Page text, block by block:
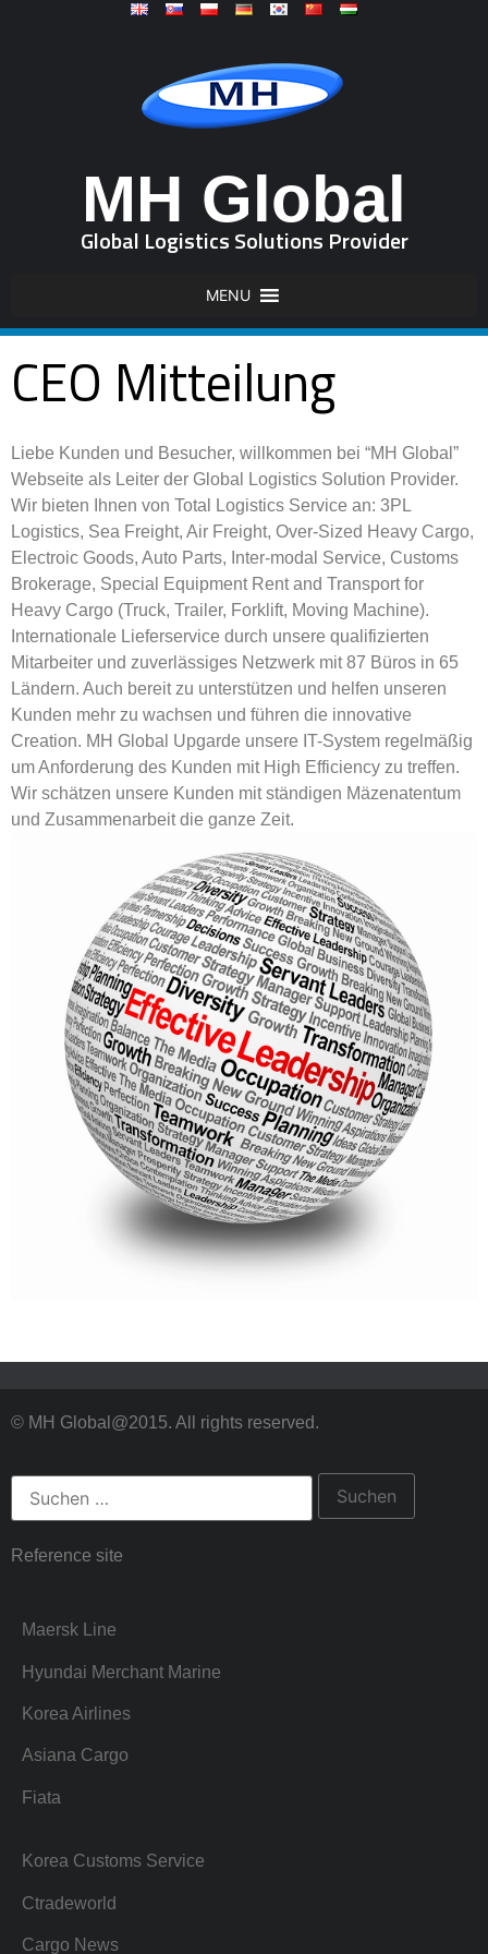
MH Global
Global Logistics Solutions Provider
MENU
CEO Mitteilung
Liebe Kunden und Besucher, willkommen bei “MH Global”
Webseite als Leiter der Global Logistics Solution Provider.
Wir bieten Ihnen von Total Logistics Service an: 3PL
Logistics, Sea Freight, Air Freight, Over-Sized Heavy Cargo,
Electroic Goods, Auto Parts, Inter-modal Service, Customs
Brokerage, Special Equipment Rent and Transport for
Heavy Cargo (Truck, Trailer, Forklift, Moving Machine).
Internationale Lieferservice durch unsere qualifizierten
Mitarbeiter und zuverlässiges Netzwerk mit 87 Büros in 65
Ländern. Auch bereit zu unterstützen und helfen unseren
Kunden mehr zu wachsen und führen die innovative
Creation. MH Global Upgarde unsere IT-System regelmäßig
um Anforderung des Kunden mit High Efficiency zu treffen.
Wir schätzen unsere Kunden mit ständigen Mäzenatentum
und Zusammenarbeit die ganze Zeit.
© MH Global@2015. All rights reserved.
Reference site
Maersk Line
Hyundai Merchant Marine
Korea Airlines
Asiana Cargo
Fiata
Korea Customs Service
Ctradeworld
Cargo News